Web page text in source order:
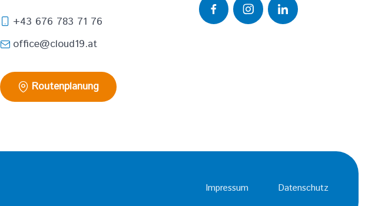
+43 676 783 71 76
office@cloud19.at
Routenplanung
Impressum Datenschutz